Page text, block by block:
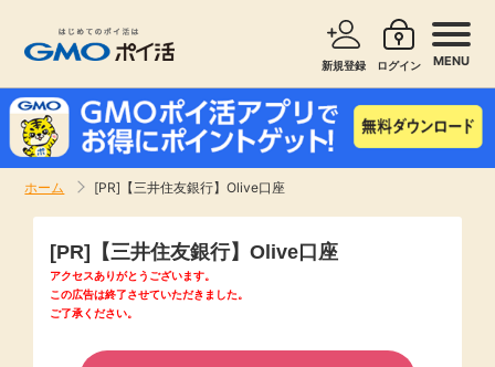
新規登録 ログイン MENU
ホーム [PR]【三井住友銀行】Olive口座
新着
サービスで探す ショッピングで探す
無料サービス
エンタメ
[PR]【三井住友銀行】Olive口座
アクセスありがとうございます。
この広告は終了させていただきました。
ご了承ください。